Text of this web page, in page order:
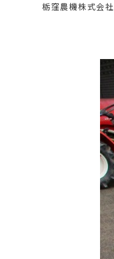
栃窪農機株式会社